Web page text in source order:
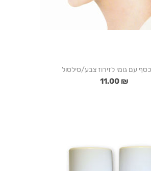
עם גומי לזירוז צבע/סילסול
₪ 11.00